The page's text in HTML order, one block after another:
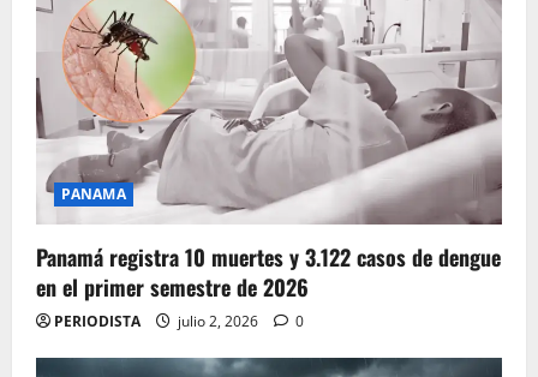
PANAMA
Panamá registra 10 muertes y 3.122 casos de dengue
en el primer semestre de 2026
PERIODISTA julio 2, 2026 0